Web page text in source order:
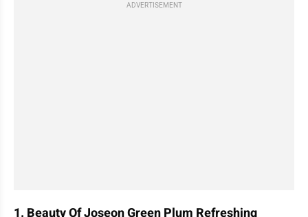
ADVERTISEMENT